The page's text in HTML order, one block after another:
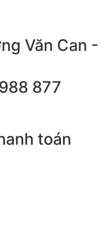
Văn Can -
877
toán